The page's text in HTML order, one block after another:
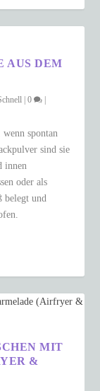
AUS DEM
|0
spontan
sind sie
innen
oder als
belegt und
MIT
&